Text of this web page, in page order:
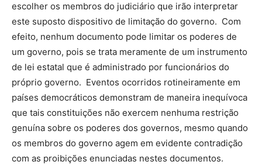
escolher os membros do judiciário que irão interpretar
este suposto dispositivo de limitação do governo. Com
efeito, nenhum documento pode limitar os poderes de
um governo, pois se trata meramente de um instrumento
de lei estatal que é administrado por funcionários do
próprio governo. Eventos ocorridos rotineiramente em
países democráticos demonstram de maneira inequívoca
que tais constituições não exercem nenhuma restrição
genuína sobre os poderes dos governos, mesmo quando
os membros do governo agem em evidente contradição
com as proibições enunciadas nestes documentos.